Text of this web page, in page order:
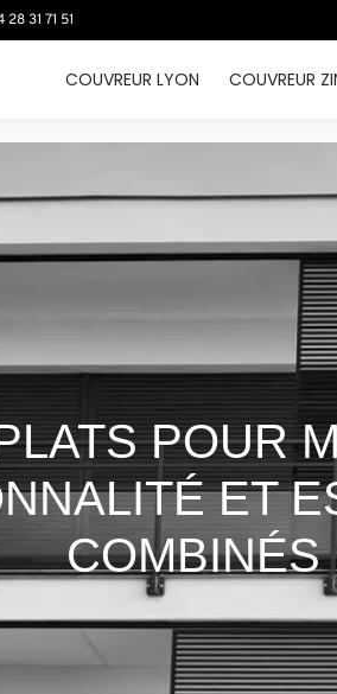
28 31 71 51
COUVREUR LYON COUVREUR
POUR
ET
COMBINÉS